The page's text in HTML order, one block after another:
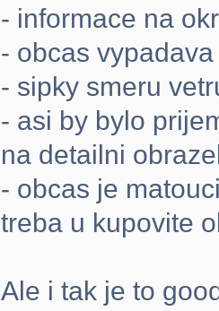
- informace na
- obcas
- sipky smeru
- asi by bylo
na detailni
- obcas je
treba u kupovite
Ale i tak je to